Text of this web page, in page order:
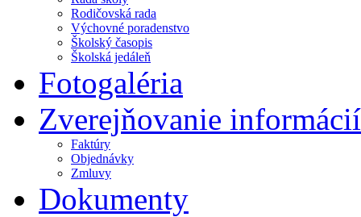
Rodičovská rada
Výchovné poradenstvo
Školský časopis
Školská jedáleň
Fotogaléria
Zverejňovanie informácií
Faktúry
Objednávky
Zmluvy
Dokumenty